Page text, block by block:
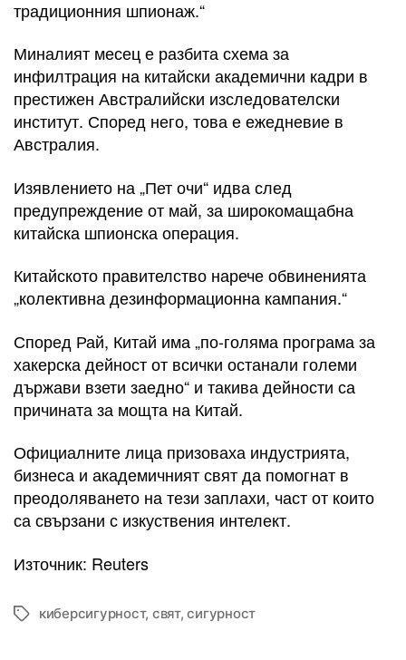
традиционния шпионаж.“
Миналият месец е разбита схема за
инфилтрация на китайски академични кадри в
престижен Австралийски изследователски
институт. Според него, това е ежедневие в
Австралия.
Изявлението на „Пет очи“ идва след
предупреждение от май, за широкомащабна
китайска шпионска операция.
Китайското правителство нарече обвиненията
„колективна дезинформационна кампания.“
Според Рай, Китай има „по-голяма програма за
хакерска дейност от всички останали големи
държави взети заедно“ и такива дейности са
причината за мощта на Китай.
Официалните лица призоваха индустрията,
бизнеса и академичният свят да помогнат в
преодоляването на тези заплахи, част от които
са свързани с изкуствения интелект.
Източник: Reuters
Tagsкиберсигурност, свят,сигурност